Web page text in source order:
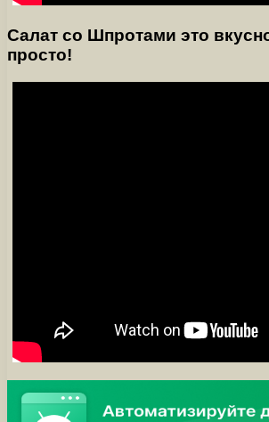
Салат со Шпротами это
просто!